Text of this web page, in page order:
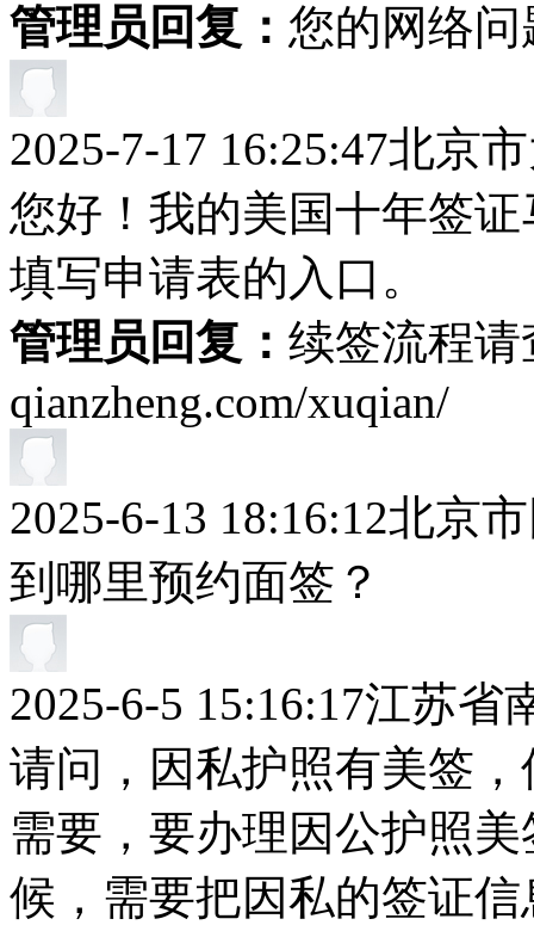
管理员回复： 您的网络问
2025-7-17 16:25:47北京
您好！我的美国十年签
填写申请表的入口。
管理员回复： 续签流程请
qianzheng.com/xuqian/
2025-6-13 18:16:12北京
到哪里预约面签？
2025-6-5 15:16:17江苏省
请问，因私护照有美签
需要，要办理因公护照
候，需要把因私的签证